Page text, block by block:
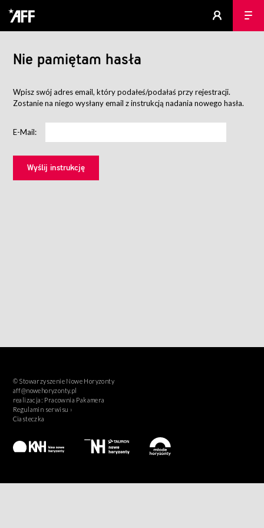
Nie pamiętam hasła
Wpisz swój adres email, który podałeś/podałaś przy rejestracji.
Zostanie na niego wysłany email z instrukcją nadania nowego hasła.
E-Mail:
© Stowarzyszenie Nowe Horyzonty
aff@nowehoryzonty.pl
realizacja: Pracownia Pakamera
Regulamin serwisu ›
Ciasteczka